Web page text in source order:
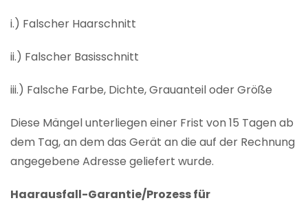
i.) Falscher Haarschnitt
ii.) Falscher Basisschnitt
iii.) Falsche Farbe, Dichte, Grauanteil oder Größe
Diese Mängel unterliegen einer Frist von 15 Tagen ab
dem Tag, an dem das Gerät an die auf der Rechnung
angegebene Adresse geliefert wurde.
Haarausfall-Garantie/Prozess für